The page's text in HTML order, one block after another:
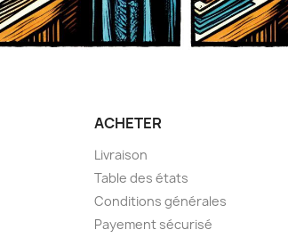
ACHETER
Livraison
Table des états
Conditions générales
Payement sécurisé